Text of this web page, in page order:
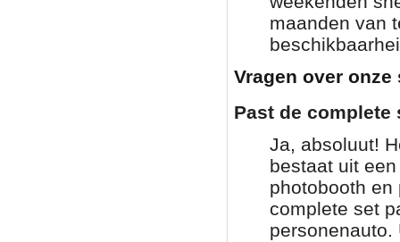
maanden van
Vragen over onze
Past de complete
Ja, absoluut!
bestaat uit
photobooth en
complete set
personenauto.